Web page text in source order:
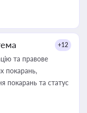
+12
та правове
покарань,
покарань та статус